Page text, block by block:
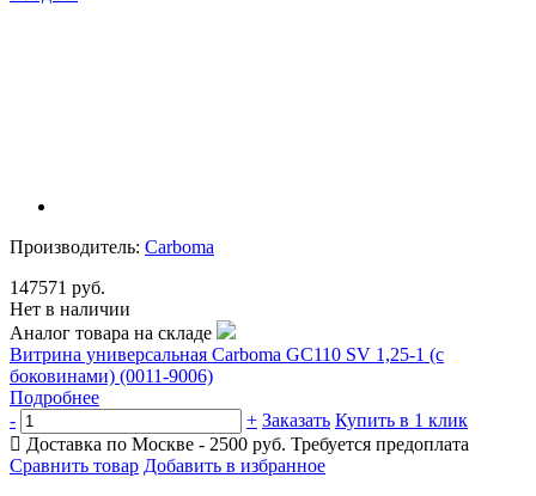
Производитель: Carboma
147571 руб.
Нет в наличии
Аналог товара на складе
Витрина универсальная Carboma GC110 SV 1,25-1 (с
боковинами) (0011-9006)
Подробнее
-
+ Заказать Купить в 1 клик
Доставка по Москве - 2500 руб. Требуется предоплата
Сравнить товар Добавить в избранное